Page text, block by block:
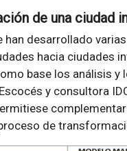
de una ciudad
han desarrollado
hacia ciudades
base los análisis
y consultora
de